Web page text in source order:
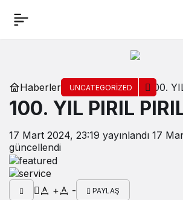
Haberler UNCATEGORIZED 100.
100. YIL PIRIL
17 Mart 2024, 23:19 yayınlandı 17
güncellendi
+ - PAYLAŞ